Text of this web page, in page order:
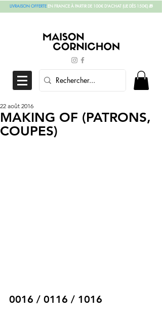
LIVRAISON OFFERTEEN FRANCE À PARTIR DE 100€ D'ACHAT(UE DÈS 150€) 🎁
MAKING OF (PATRONS,
COUPES)
22 août 2016
0016 / 0116 / 1016